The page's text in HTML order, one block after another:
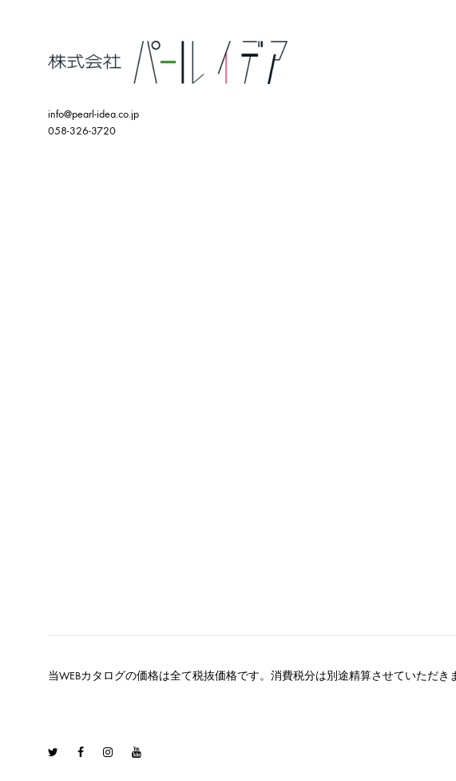
info@pearl-idea.co.jp
058-326-3720
当WEBカタログの価格は全て税抜価格です。消費税分は別途精算させていただき
TwitterFacebookInstagramYoutube